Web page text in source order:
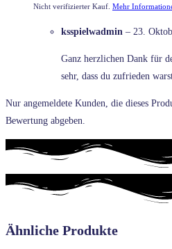
Nicht verifizierter Kauf. Mehr
ksspielwadmin – 23.
Ganz herzlichen Dank für
sehr, dass du zufrieden
Nur angemeldete Kunden, die dieses
Bewertung abgeben.
Ähnliche Produkte